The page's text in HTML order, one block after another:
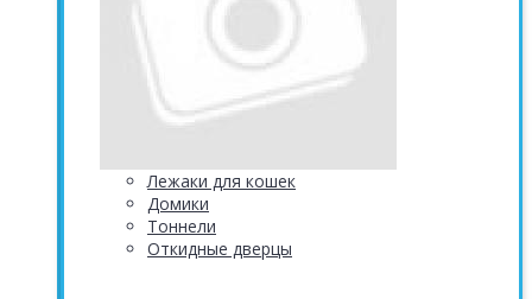
Лежаки для кошек
Домики
Тоннели
Откидные дверцы